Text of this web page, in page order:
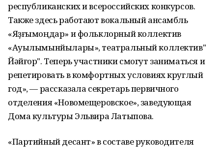
республиканских и всероссийских конкурсов.
Также здесь работают вокальный ансамбль
«Яҙғымоңдар» и фольклорный коллектив
«Ауылымынйылары», театральный коллектив"
Йәйғор". Теперь участники смогут заниматься и
репетировать в комфортных условиях круглый
год», — рассказала секретарь первичного
отделения «Новомещеровское», заведующая
Дома культуры Эльвира Латыпова.
«Партийный десант» в составе руководителя